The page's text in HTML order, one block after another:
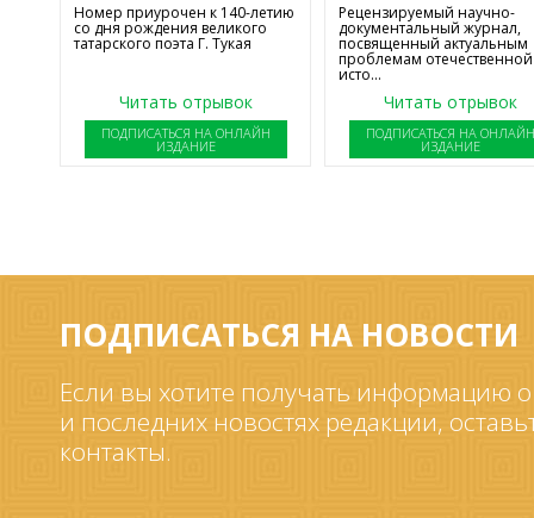
Номер приурочен к 140-летию
со дня рождения великого
татарского поэта Г. Тукая
Читать отрывок
ПОДПИСАТЬСЯ НА ОНЛАЙН
ИЗДАНИЕ
Рецензируемый научно-
документальный журнал,
посвященный актуальным
проблемам отечественной
исто...
Читать отрывок
ПОДПИСАТЬСЯ НА
ИЗДАНИЕ
ПОДПИСАТЬСЯ НА НОВОСТИ
Если вы хотите получать информацию
и последних новостях редакции,
контакты.